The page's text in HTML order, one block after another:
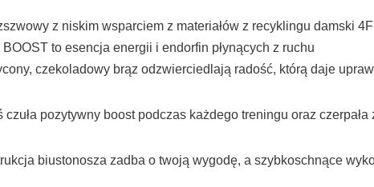
z niskim wsparciem z materiałów z recyklingu damski
to esencja energii i endorfin płynących z ruchu
czekoladowy brąz odzwierciedlają radość, którą daje
pozytywny boost podczas każdego treningu oraz
biustonosza zadba o twoją wygodę, a szybkoschnące